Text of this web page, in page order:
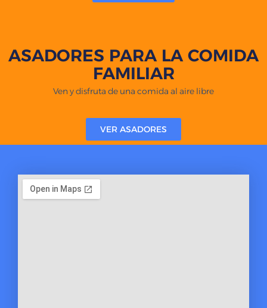
ASADORES PARA LA COMIDA
FAMILIAR
Ven y disfruta de una comida al aire libre
VER ASADORES